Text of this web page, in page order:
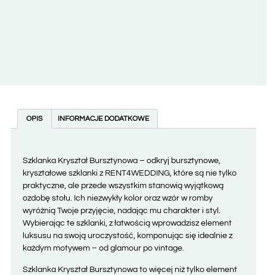
OPIS INFORMACJE DODATKOWE
Szklanka Kryształ Bursztynowa – odkryj bursztynowe,
kryształowe szklanki z RENT4WEDDING, które są nie tylko
praktyczne, ale przede wszystkim stanowią wyjątkową
ozdobę stołu. Ich niezwykły kolor oraz wzór w romby
wyróżnią Twoje przyjęcie, nadając mu charakter i styl.
Wybierając te szklanki, z łatwością wprowadzisz element
luksusu na swoją uroczystość, komponując się idealnie z
każdym motywem – od glamour po vintage.
Szklanka Kryształ Bursztynowa to więcej niż tylko element